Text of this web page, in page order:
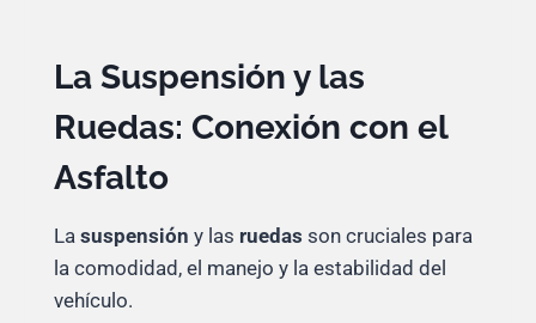
La Suspensión y las
Ruedas: Conexión con el
Asfalto
La suspensión y las ruedas son cruciales para
la comodidad, el manejo y la estabilidad del
vehículo.